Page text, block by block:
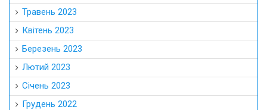
Травень 2023
Квітень 2023
Березень 2023
Лютий 2023
Січень 2023
Грудень 2022